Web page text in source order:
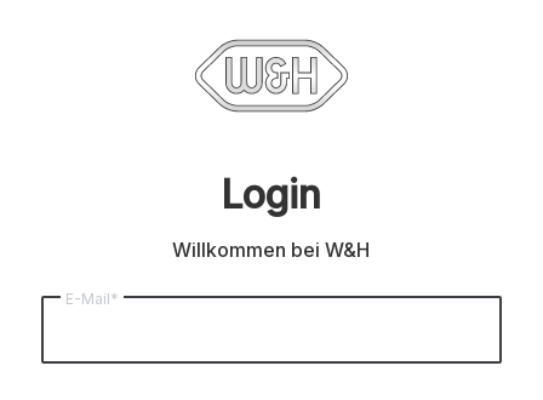
Login
Willkommen bei W&H
E-Mail*